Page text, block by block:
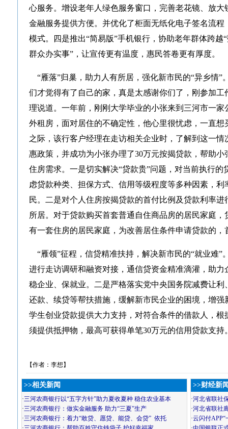
心服务。增设老年人绿色服务窗口，完善老花镜、放
金融服务提供方便。并优化了柜面无纸化电子签名流
模式。四是推出“简易版”手机银行，协助老年群体跨越
群众办实事”，让宣传更有温度，惠民答卷更有厚度。
“雁落”归巢，助力人有所居，强化新市民的“异乡情”
们才觉得有了自己的家，真是太感谢你们了，刚参加
理说道。一年前，刚刚大学毕业的小张来到三河市一
外租房，面对居住的不确定性，他心里很忧虑，一直
之际，该行客户经理在走访相关企业时，了解到这一
惠政策，并成功为小张办理了30万元按揭贷款，帮助小
住房需求。一是切实解决“贷款贵”问题，对当前执行
虑贷款种类、担保方式、信用等级程度等多种因素，
民。二是对个人住房按揭贷款的首付比例及贷款利率
所居。对于贷款购买首套普通自住商品房的居民家庭
有一套住房的居民家庭，为改善居住条件申请贷款的，
“雁领”征程，信贷精准扶持，解决新市民的“就业难”
进行走访调研和融资对接，通信贷资金精准滴灌，助
稳企业、保就业。二是严格落实党中央国务院减费让
还款、续贷等帮扶措施，缓解新市民企业的困境，增
学生创业贷款提供大力支持，对符合条件的借款人，
须提供抵押物，最高可获得单笔30万元的信用贷款支持
【作者：李想】
>>相关新闻
·三河农商银行以“五字方针”助力夏收夏种 稳住农业基本
·三河农商银行：做实金融服务 助力“三夏”生产
·三河农商银行：着力“敢贷、愿贷、能贷、会贷” 依托
>>财经新
·河北省联社
·河北省联社
·云闪付